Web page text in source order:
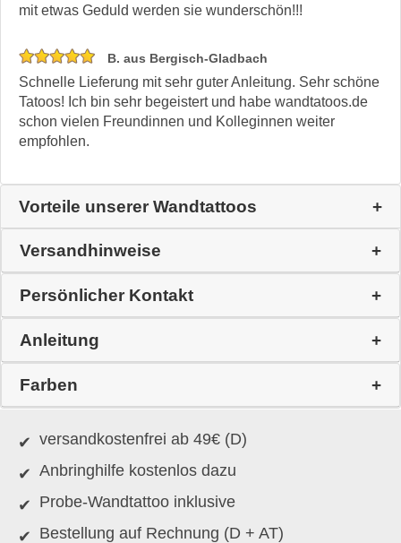
mit etwas Geduld werden sie wunderschön!!!
B. aus Bergisch-Gladbach
Schnelle Lieferung mit sehr guter Anleitung. Sehr schöne
Tatoos! Ich bin sehr begeistert und habe wandtatoos.de
schon vielen Freundinnen und Kolleginnen weiter
empfohlen.
Vorteile unserer Wandtattoos
Versandhinweise
Persönlicher Kontakt
Anleitung
Farben
versandkostenfrei ab 49€ (D)
Anbringhilfe kostenlos dazu
Probe-Wandtattoo inklusive
Bestellung auf Rechnung (D + AT)